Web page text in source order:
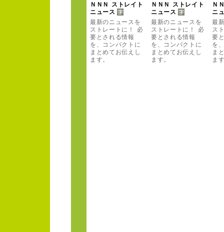
Ｎ Ｎ Ｎ
ストレイト
ニュー ス
最新のニュー スを
ストレー トに！
必
要とされる情報
を、
コンパクトに
まとめてお伝えし
ます。
Ｎ Ｎ Ｎ
ストレイト
ニュー ス
最新のニュー スを
ストレー トに！
必
要とされる情報
を、
コンパクトに
まとめてお伝えし
ます。
Ｎ
ニ
最
ス
要
を
ま
ま